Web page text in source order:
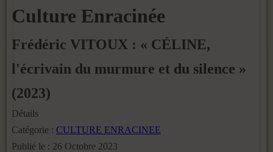
Culture Enracinée
Frédéric VITOUX : « CÉLINE,
l'écrivain du murmure et du silence »
(2023)
Détails
Catégorie : CULTURE ENRACINEE
Publié le : 26 Octobre 2023